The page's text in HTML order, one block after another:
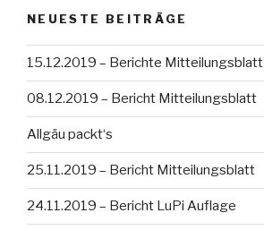
NEUESTE BEITRÄGE
15.12.2019 – Berichte Mitteilungsblatt
08.12.2019 – Bericht Mitteilungsblatt
Allgäu packt‘s
25.11.2019 – Bericht Mitteilungsblatt
24.11.2019 – Bericht LuPi Auflage